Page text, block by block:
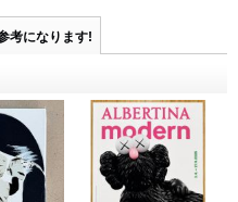
考になります!